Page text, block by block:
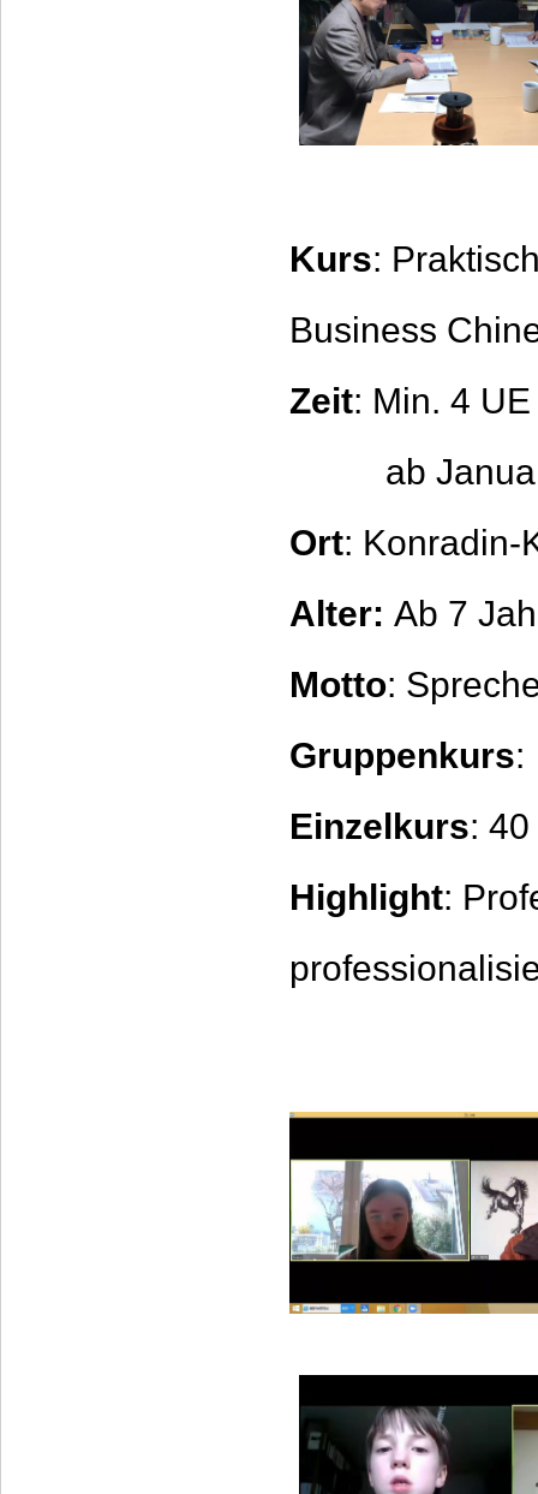
Kurs:
Business
Zeit: Min. 4
ab Januar
Ort: Konradin-
Alter: Ab 7
Motto:
Gruppenkurs:
Einzelkurs:
Highlight: